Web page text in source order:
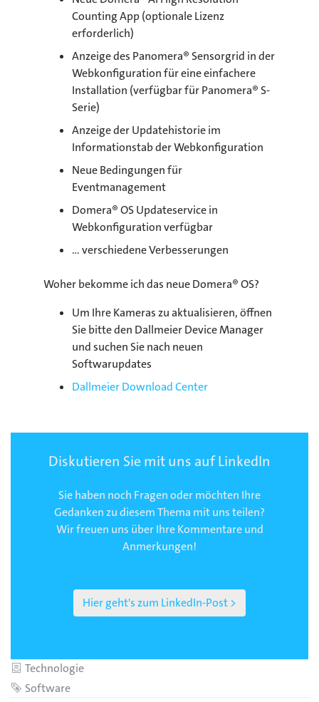
Counting App (optionale Lizenz
erforderlich)
Anzeige des Panomera® Sensorgrid in der
Webkonfiguration für eine einfachere
Installation (verfügbar für Panomera® S-
Serie)
Anzeige der Updatehistorie im
Informationstab der Webkonfiguration
Neue Bedingungen für
Eventmanagement
Domera® OS Updateservice in
Webkonfiguration verfügbar
... verschiedene Verbesserungen
Woher bekomme ich das neue Domera® OS?
Um Ihre Kameras zu aktualisieren, öffnen
Sie bitte den Dallmeier Device Manager
und suchen Sie nach neuen
Softwarupdates
Dallmeier Download Center
Diskutieren Sie mit uns auf LinkedIn
Sie haben noch Fragen oder möchten Ihre
Gedanken zu diesem Thema mit uns teilen?
Wir freuen uns über Ihre Kommentare und
Anmerkungen!
Hier geht's zum LinkedIn-Post >
Kategorie
Technologie
Schlagwort
Software